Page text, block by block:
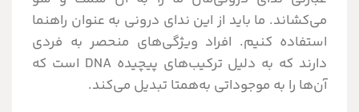
می‌کشاند. ما باید از این ندای درونی به عنوان راهنما
استفاده کنیم. افراد ویژگی‌های منحصر به فردی
دارند که به دلیل ترکیب‌های پیچیده DNA است که
آن‌ها را به موجوداتی به‌همتا تبدیل می‌کند.